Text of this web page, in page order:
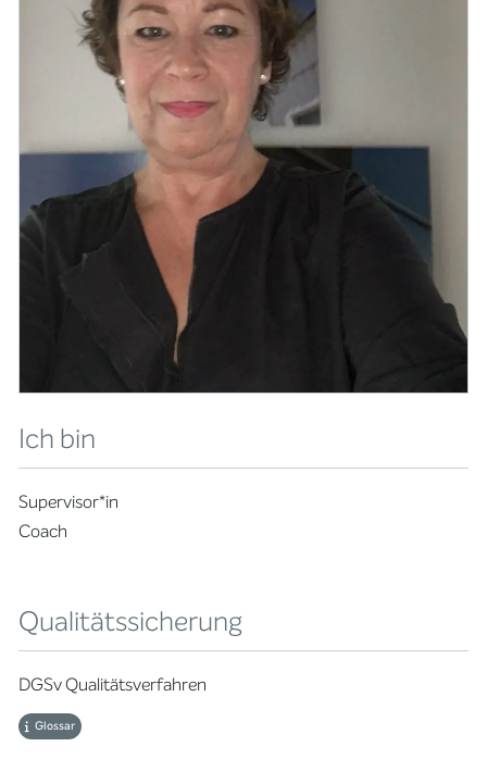
Ich bin
Supervisor*in
Coach
Qualitätssicherung
DGSv Qualitätsverfahren
Glossar